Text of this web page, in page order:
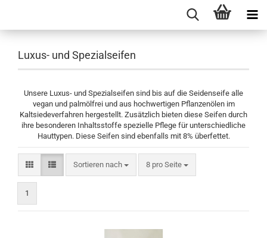
Luxus- und Spezialseifen
Unsere Luxus- und Spezialseifen sind bis auf die Seidenseife alle
vegan und palmölfrei und aus hochwertigen Pflanzenölen im
Kaltsiedeverfahren hergestellt. Zusätzlich bieten diese Seifen durch
ihre besonderen Inhaltsstoffe spezielle Pflege für unterschiedliche
Hauttypen. Diese Seifen sind ebenfalls mit 8% überfettet.
Sortieren nach
Sortieren nach 8 pro Seite
pro Seite
1